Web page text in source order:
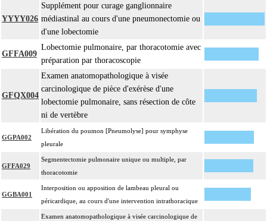
YYYY026
Supplément pour curage ganglionnaire
médiastinal au cours d'une pneumonectomie ou
d'une lobectomie
GFFA009
Lobectomie pulmonaire, par thoracotomie avec
préparation par thoracoscopie
GFQX004
Examen anatomopathologique à visée
carcinologique de pièce d'exérèse d'une
lobectomie pulmonaire, sans résection de côte
ni de vertèbre
GGPA002
Libération du poumon [Pneumolyse] pour symphyse
pleurale
GFFA029
Segmentectomie pulmonaire unique ou multiple, par
thoracotomie
GGBA001
Interposition ou apposition de lambeau pleural ou
péricardique, au cours d'une intervention intrathoracique
Examen anatomopathologique à visée carcinologique de